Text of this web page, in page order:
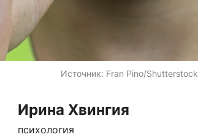
Источник: Fran Pino/Shutterstock
Ирина Хвингия
психология